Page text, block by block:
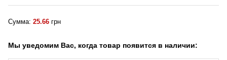
Сумма: 25.66 грн
Мы уведомим Вас, когда товар появится в наличии: